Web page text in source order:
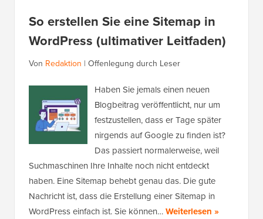
So erstellen Sie eine Sitemap in
WordPress (ultimativer Leitfaden)
Von Redaktion | Offenlegung durch Leser
Haben Sie jemals einen neuen
Blogbeitrag veröffentlicht, nur um
festzustellen, dass er Tage später
nirgends auf Google zu finden ist?
Das passiert normalerweise, weil
Suchmaschinen Ihre Inhalte noch nicht entdeckt
haben. Eine Sitemap behebt genau das. Die gute
Nachricht ist, dass die Erstellung einer Sitemap in
WordPress einfach ist. Sie können…Weiterlesen »